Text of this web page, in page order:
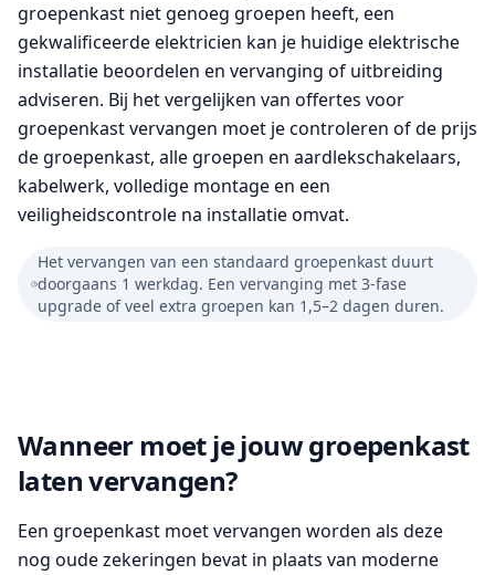
groepenkast niet genoeg groepen heeft, een
gekwalificeerde elektricien kan je huidige elektrische
installatie beoordelen en vervanging of uitbreiding
adviseren. Bij het vergelijken van offertes voor
groepenkast vervangen moet je controleren of de prijs
de groepenkast, alle groepen en aardlekschakelaars,
kabelwerk, volledige montage en een
veiligheidscontrole na installatie omvat.
Het vervangen van een standaard groepenkast duurt
doorgaans 1 werkdag. Een vervanging met 3-fase
upgrade of veel extra groepen kan 1,5–2 dagen duren.
Wanneer moet je jouw groepenkast
laten vervangen?
Een groepenkast moet vervangen worden als deze
nog oude zekeringen bevat in plaats van moderne